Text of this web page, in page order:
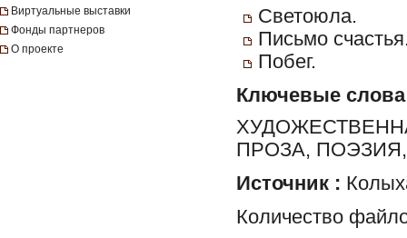
Виртуальные выставки
Фонды партнеров
О проекте
Светоюла.
Письмо
Побег.
Ключевые слова
ПРОЗА,
Источник :
Количество